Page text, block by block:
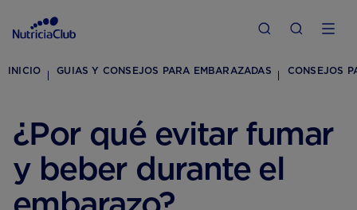
INICIO GUIAS Y CONSEJOS PARA EMBARAZADAS CONSEJOS
¿Por qué evitar fumar
y beber durante el